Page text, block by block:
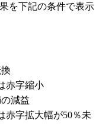
を下記の条件で表示
赤字縮小
減益
赤字拡大幅が50％未